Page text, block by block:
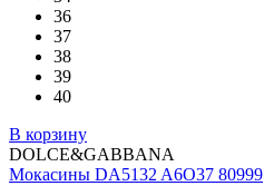
36
37
38
39
40
В корзину
DOLCE&GABBANA
Мокасины DA5132 A6O37 80999